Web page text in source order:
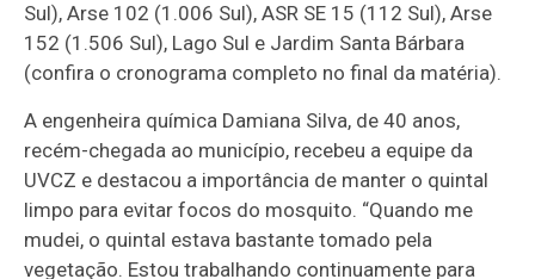
Sul), Arse 102 (1.006 Sul), ASR SE 15 (112 Sul), Arse
152 (1.506 Sul), Lago Sul e Jardim Santa Bárbara
(confira o cronograma completo no final da matéria).
A engenheira química Damiana Silva, de 40 anos,
recém-chegada ao município, recebeu a equipe da
UVCZ e destacou a importância de manter o quintal
limpo para evitar focos do mosquito. “Quando me
mudei, o quintal estava bastante tomado pela
vegetação. Estou trabalhando continuamente para